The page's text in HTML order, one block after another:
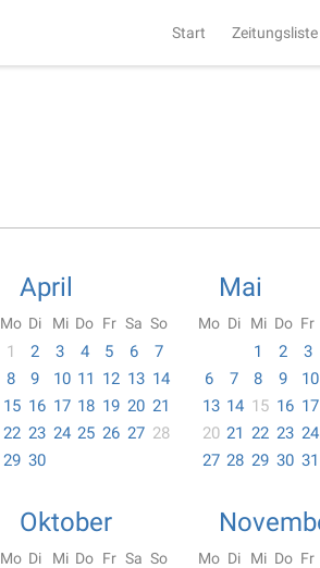
Start Zeitungsliste
April
Mo Di Mi Do Fr Sa So
1 2 3 4 5 6
7
8
9 10 11 12 13 14
15 16 17 18 19 20 21
22 23 24 25 26 27 28
29 30
Mai
Mo Di Mi Do Fr
1 2 3
6
7 8 9 10
13 14 15 16 17
20 21 22 23 24
27 28 29 30 31
Oktober
Mo Di Mi Do Fr Sa So Mo Di Mi Do Fr